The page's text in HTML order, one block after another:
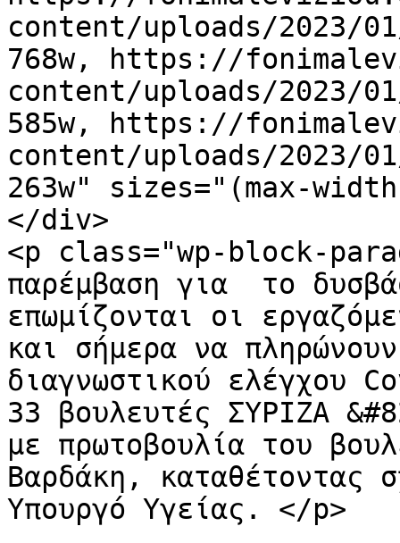
content/uploads/2023/
768w, https://
content/uploads/2023/
585w, https://
content/uploads/2023/
263w" sizes="(max-
</div>
<p class="wp-block-
παρέμβαση για  το
επωμίζονται οι
και σήμερα να
διαγνωστικού ελέγχου
33 βουλευτές ΣΥΡΙΖΑ
με πρωτοβουλία του
Βαρδάκη, καταθέτοντας
Υπουργό Υγείας. </p>